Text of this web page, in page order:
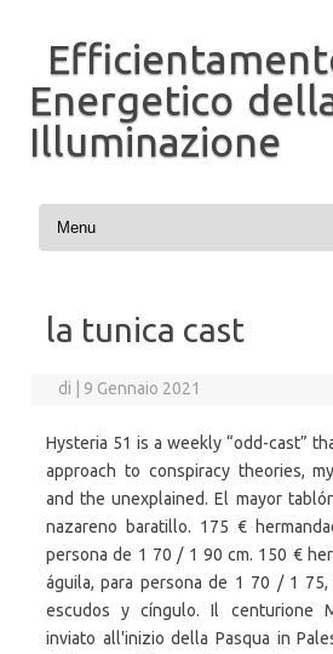
Energetico
Illuminazione
Vai al contenuto
la tunica cast
di 9 Gennaio 2021
Hysteria 51 is a weekly “odd-cast”
approach to conspiracy theories,
and the unexplained. El mayor
nazareno baratillo. 175 €
persona de 1 70 / 1 90 cm. 150 €
águila, para persona de 1 70 / 1
escudos y cíngulo. Il centurione
inviato all'inizio della Pasqua in